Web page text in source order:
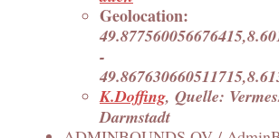
Geolocation:
-
K.Doffing, Quelle:
Darmstadt